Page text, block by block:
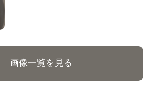
画像一覧を見る